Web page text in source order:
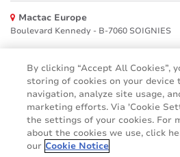
Mactac Europe
Boulevard Kennedy - B-7060 SOIGNIES
Mactac creative awards
www.mactaccreativeawards.com
© 2016 - 2026
By clicking “Accept All Cookies”,
storing of cookies on your device
navigation, analyze site usage,
marketing efforts. Via 'Cookie
the settings of your cookies. For
about the cookies we use, click
our Cookie Notice